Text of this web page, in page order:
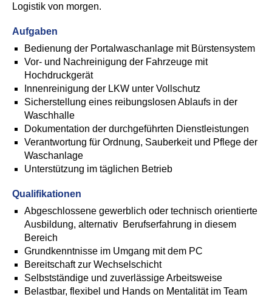
Logistik von morgen.
Aufgaben
Bedienung der Portalwaschanlage mit Bürstensystem
Vor- und Nachreinigung der Fahrzeuge mit
Hochdruckgerät
Innenreinigung der LKW unter Vollschutz
Sicherstellung eines reibungslosen Ablaufs in der
Waschhalle
Dokumentation der durchgeführten Dienstleistungen
Verantwortung für Ordnung, Sauberkeit und Pflege der
Waschanlage
Unterstützung im täglichen Betrieb
Qualifikationen
Abgeschlossene gewerblich oder technisch orientierte
Ausbildung, alternativ Berufserfahrung in diesem
Bereich
Grundkenntnisse im Umgang mit dem PC
Bereitschaft zur Wechselschicht
Selbstständige und zuverlässige Arbeitsweise
Belastbar, flexibel und Hands on Mentalität im Team